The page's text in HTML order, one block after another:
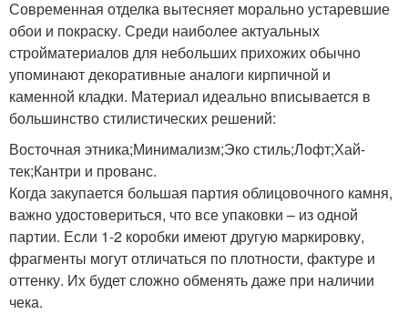
Современная отделка вытесняет морально устаревшие
обои и покраску. Среди наиболее актуальных
стройматериалов для небольших прихожих обычно
упоминают декоративные аналоги кирпичной и
каменной кладки. Материал идеально вписывается в
большинство стилистических решений:
Восточная этника;Минимализм;Эко стиль;Лофт;Хай-
тек;Кантри и прованс.
Когда закупается большая партия облицовочного камня,
важно удостовериться, что все упаковки – из одной
партии. Если 1-2 коробки имеют другую маркировку,
фрагменты могут отличаться по плотности, фактуре и
оттенку. Их будет сложно обменять даже при наличии
чека.